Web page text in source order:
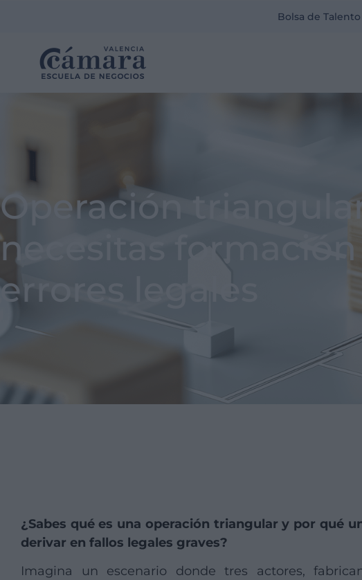
Bolsa de Talento
Operación
necesitas formación
errores legales
¿Sabes qué es una operación triangular y por qué
derivar en fallos legales graves?
Imagina un escenario donde tres actores,